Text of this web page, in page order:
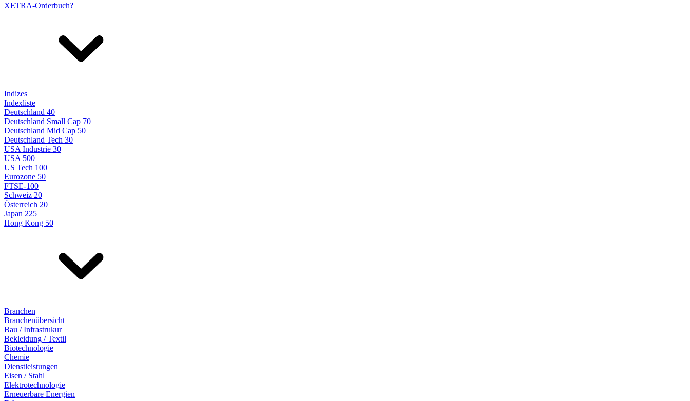
XETRA-Orderbuch?
Indizes
Indexliste
Deutschland 40
Deutschland Small Cap 70
Deutschland Mid Cap 50
Deutschland Tech 30
USA Industrie 30
USA 500
US Tech 100
Eurozone 50
FTSE-100
Schweiz 20
Österreich 20
Japan 225
Hong Kong 50
Branchen
Branchenübersicht
Bau / Infrastrukur
Bekleidung / Textil
Biotechnologie
Chemie
Dienstleistungen
Eisen / Stahl
Elektrotechnologie
Erneuerbare Energien